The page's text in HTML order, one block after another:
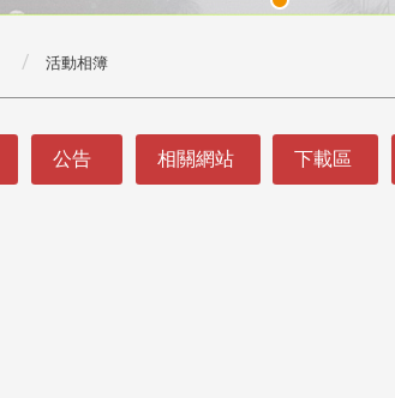
活動相簿
公告 相關網站 下載區